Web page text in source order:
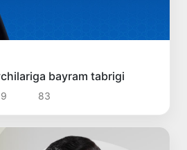
bayram tabrigi
83